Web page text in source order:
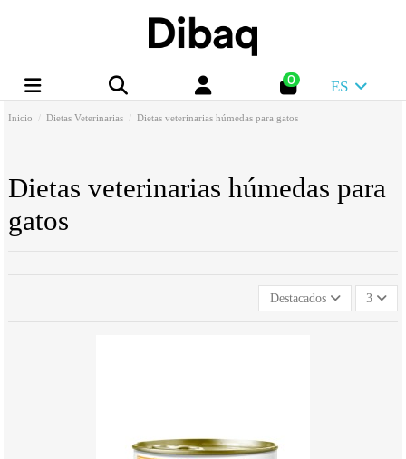
0 ES
Inicio Dietas Veterinarias Dietas veterinarias húmedas para gatos
Dietas veterinarias húmedas para
gatos
Destacados 3